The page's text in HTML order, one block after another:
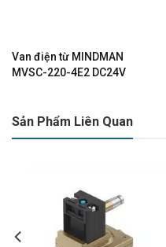
Van điện từ MINDMAN
MVSC-220-4E2 DC24V
Sản Phẩm Liên Quan